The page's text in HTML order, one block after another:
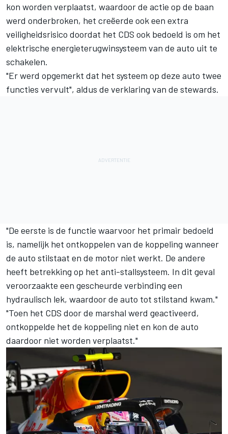
kon worden verplaatst, waardoor de actie op de baan
werd onderbroken, het creëerde ook een extra
veiligheidsrisico doordat het CDS ook bedoeld is om het
elektrische energieterugwinsysteem van de auto uit te
schakelen.
"Er werd opgemerkt dat het systeem op deze auto twee
functies vervult", aldus de verklaring van de stewards.
"De eerste is de functie waarvoor het primair bedoeld
is, namelijk het ontkoppelen van de koppeling wanneer
de auto stilstaat en de motor niet werkt. De andere
heeft betrekking op het anti-stallsysteem. In dit geval
veroorzaakte een gescheurde verbinding een
hydraulisch lek, waardoor de auto tot stilstand kwam."
"Toen het CDS door de marshal werd geactiveerd,
ontkoppelde het de koppeling niet en kon de auto
daardoor niet worden verplaatst."